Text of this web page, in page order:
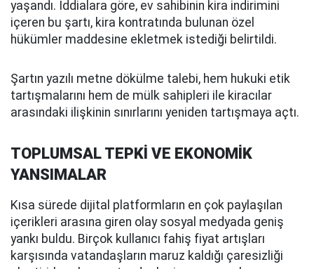
yaşandı. İddialara göre, ev sahibinin kira indirimini
içeren bu şartı, kira kontratında bulunan özel
hükümler maddesine ekletmek istediği belirtildi.
Şartın yazılı metne dökülme talebi, hem hukuki etik
tartışmalarını hem de mülk sahipleri ile kiracılar
arasındaki ilişkinin sınırlarını yeniden tartışmaya açtı.
TOPLUMSAL TEPKİ VE EKONOMİK
YANSIMALAR
Kısa sürede dijital platformların en çok paylaşılan
içerikleri arasına giren olay sosyal medyada geniş
yankı buldu. Birçok kullanıcı fahiş fiyat artışları
karşısında vatandaşların maruz kaldığı çaresizliği